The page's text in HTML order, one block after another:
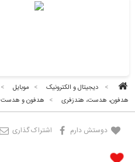
> دیجیتال و الکترونیک > موبایل >
هدفون، هدست، هندزفری
> هدفون و هدست
دوستش دارم اشتراک گذاری